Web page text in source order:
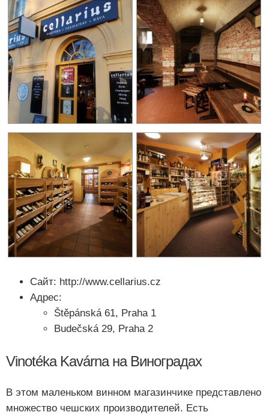
Сайт: http://www.cellarius.cz
Адрес:
Štěpánská 61, Praha 1
Budečská 29, Praha 2
Vinotéka Kavárna на Виноградах
В этом маленьком винном магазинчике представлено
множество чешских производителей. Есть